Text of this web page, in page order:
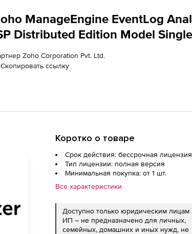
ManageEngine EventLog
Distributed Edition Model Single
File Servers
Zoho Corporation Pvt. Ltd.
Скопировать ссылку
Коротко о товаре
Срок действия: бессрочная лицензия
Тип лицензии: полная версия
Минимальная покупка: от 1 шт.
Все характеристики
Доступно только юридическим лицам
ИП – не предназначено для личных,
семейных, домашних и иных нужд, не